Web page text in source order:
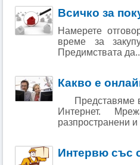
Всичко за
Намерете
време за
Предимствата
Какво е
Представяме
Интернет.
разпространени и
Интервю със